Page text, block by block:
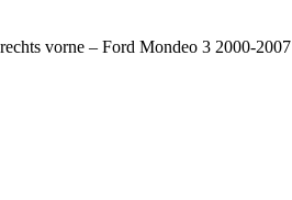
vorne – Ford Mondeo 3 2000-2007